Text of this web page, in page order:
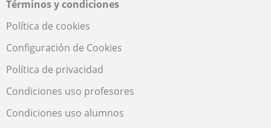
Términos y condiciones
Política de cookies
Configuración de Cookies
Política de privacidad
Condiciones uso profesores
Condiciones uso alumnos